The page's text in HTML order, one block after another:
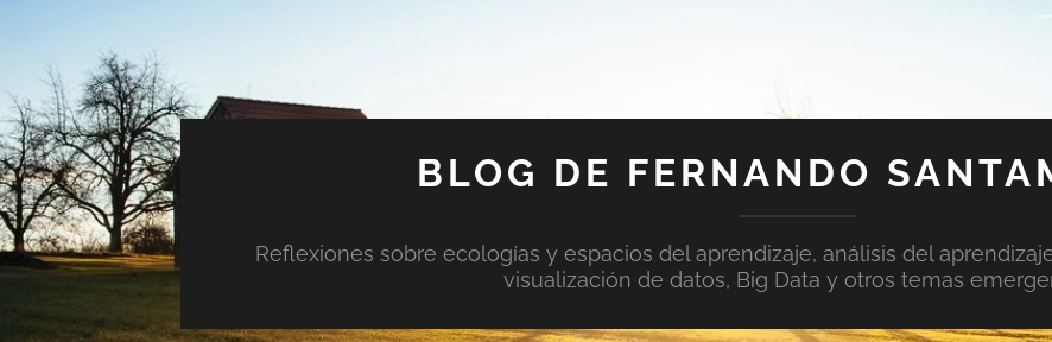
BLOG DE FERNANDO
Reflexiones sobre ecologías y espacios del aprendizaje, análisis del
visualización de datos, Big Data y otros temas